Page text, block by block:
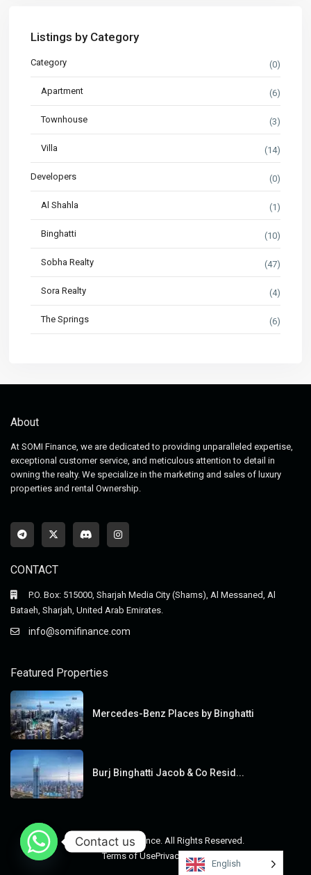
Listings by Category
Category (0)
Apartment (6)
Townhouse (3)
Villa (14)
Developers (0)
Al Shahla (1)
Binghatti (10)
Sobha Realty (47)
Sora Realty (4)
The Springs (6)
About
At SOMI Finance, we are dedicated to providing unparalleled expertise,
exceptional customer service, and meticulous attention to detail in
owning the realty. We specialize in the marketing and sales of luxury
properties and rental Ownership.
CONTACT
P.O. Box: 515000, Sharjah Media City (Shams), Al Messaned, Al
Bataeh, Sharjah, United Arab Emirates.
info@somifinance.com
Featured Properties
Mercedes-Benz Places by Binghatti
Burj Binghatti Jacob & Co Resid...
Copyright SomiFinance. All Rights Reserved.
Terms of UsePrivacy Policy
English
Contact us